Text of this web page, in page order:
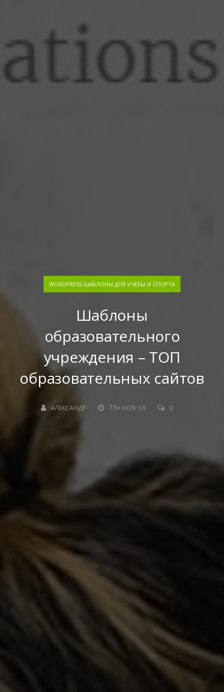
WORDPRESS ШАБЛОНЫ ДЛЯ УЧЕБЫ И СПОРТА
Шаблоны
образовательного
учреждения – ТОП
образовательных сайтов
АЛЕКСАНДР 7TH НОЯ '19 0